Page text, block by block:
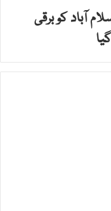
آباد کو برقی